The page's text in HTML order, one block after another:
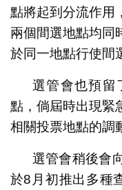
點將起到分流作用
兩個間選地點均同
於同一地點行使間
選管會也預留
點，倘屆時出現緊
相關投票地點的調
選管會稍後會
於8月初推出多種